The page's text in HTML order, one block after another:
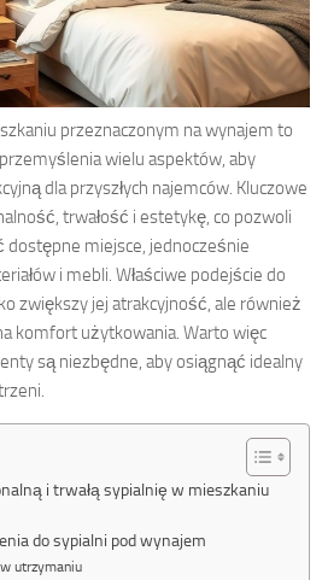
przeznaczonym na wynajem to
wielu aspektów, aby
dla przyszłych najemców. Kluczowe
trwałość i estetykę, co pozwoli
miejsce, jednocześnie
i mebli. Właściwe podejście do
zwiększy jej atrakcyjność, ale również
komfort użytkowania. Warto więc
są niezbędne, aby osiągnąć idealny
i trwałą sypialnię w mieszkaniu
do sypialni pod wynajem
utrzymaniu